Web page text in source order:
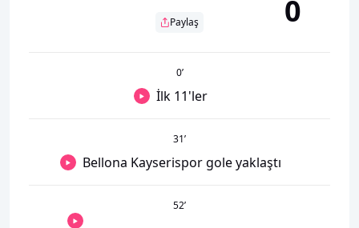
Paylaş 0
0’
İlk 11'ler
31’
Bellona Kayserispor gole yaklaştı
52’